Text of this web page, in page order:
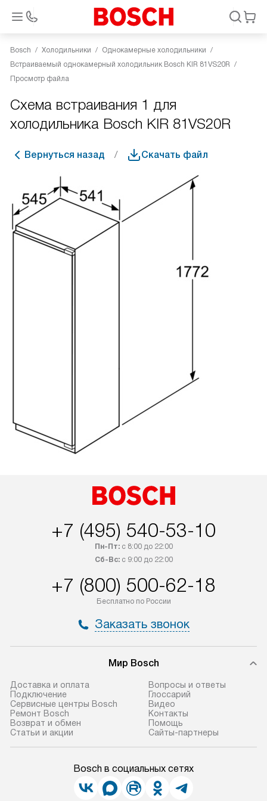
Bosch Холодильники
Однокамерные холодильники
Встраиваемый однокамерный холодильник Bosch KIR 81VS20R
Просмотр файла
Схема встраивания 1 для
холодильника Bosch KIR 81VS20R
Вернуться назад Скачать файл
+7 (495) 540-53-10
Пн-Пт:с 8:00 до 22:00
Сб-Вс:с 9:00 до 22:00
+7 (800) 500-62-18
Бесплатно по России
Заказать звонок
Мир Bosch
Доставка и оплата
Подключение
Сервисные центры Bosch
Ремонт Bosch
Возврат и обмен
Статьи и акции
Вопросы и ответы
Глоссарий
Видео
Контакты
Помощь
Сайты-партнеры
Bosch в социальных сетях